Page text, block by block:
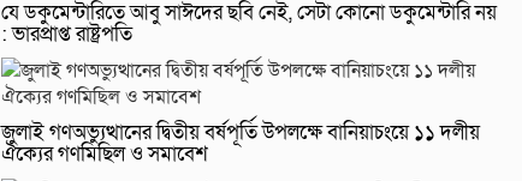
যে ডকুমেন্টারিতে আবু সাঈদের ছবি নেই, সেটা কোনো ডকুমেন্টারি নয়
: ভারপ্রাপ্ত রাষ্ট্রপতি
জুলাই গণঅভ্যুত্থানের দ্বিতীয় বর্ষপূর্তি উপলক্ষে বানিয়াচংয়ে ১১ দলীয়
ঐক্যের গণমিছিল ও সমাবেশ